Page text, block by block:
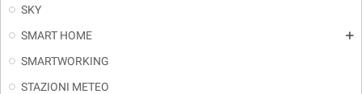
SKY
SMART HOME
add
SMARTWORKING
STAZIONI METEO